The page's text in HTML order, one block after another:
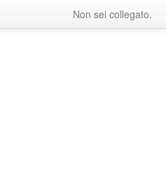
Non sei collegato.